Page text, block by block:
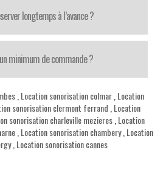
longtemps à l’avance ?
minimum de commande ?
Location sonorisation colmar Location
sonorisation clermont ferrand Location
sonorisation charleville mezieres Location
Location sonorisation chambery, Location
, Location sonorisation cannes